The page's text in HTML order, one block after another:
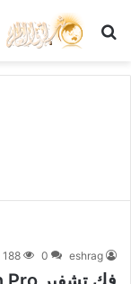
بحث عن
eshrag
0
188